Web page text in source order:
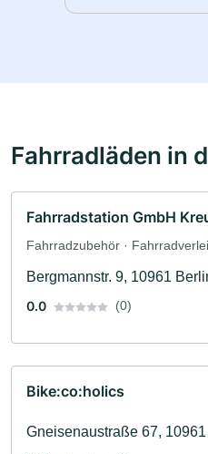
Fahrradläden in
Fahrradstation GmbH
Fahrradzubehör ·
Bergmannstr. 9, 10961
0.0
(0)
Bike:co:holics
Gneisenaustraße 67,